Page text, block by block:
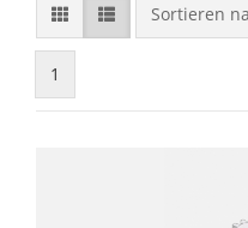
Sortieren
Sortieren
1